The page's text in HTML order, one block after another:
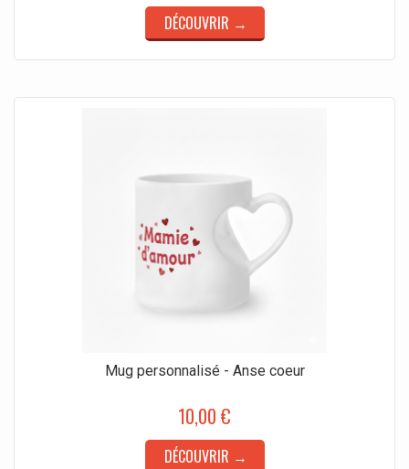
DÉCOUVRIR →
Mug personnalisé - Anse coeur
10,00 €
DÉCOUVRIR →